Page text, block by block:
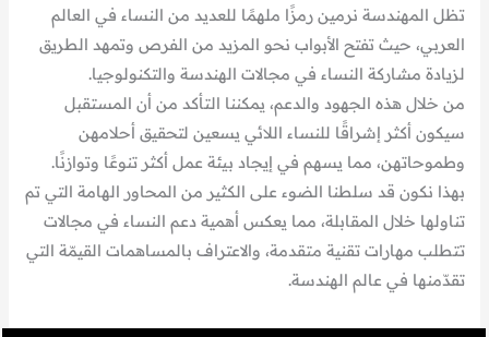
تظل المهندسة نرمين رمزًا ملهمًا للعديد من النساء في العالم
العربي، حيث تفتح الأبواب نحو المزيد من الفرص وتمهد الطريق
لزيادة مشاركة النساء في مجالات الهندسة والتكنولوجيا.
من خلال هذه الجهود والدعم، يمكننا التأكد من أن المستقبل
سيكون أكثر إشراقًا للنساء اللائي يسعين لتحقيق أحلامهن
وطموحاتهن، مما يسهم في إيجاد بيئة عمل أكثر تنوعًا وتوازنًا.
بهذا نكون قد سلطنا الضوء على الكثير من المحاور الهامة التي تم
تناولها خلال المقابلة، مما يعكس أهمية دعم النساء في مجالات
تتطلب مهارات تقنية متقدمة، والاعتراف بالمساهمات القيمّة التي
تقدّمنها في عالم الهندسة.